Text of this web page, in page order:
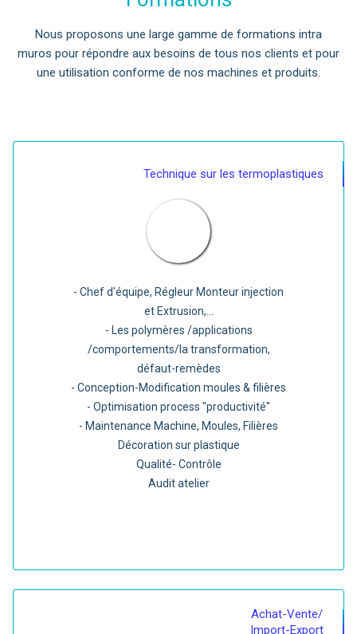
Nous proposons une large gamme de formations intra
muros pour répondre aux besoins de tous nos clients et pour
une utilisation conforme de nos machines et produits.
- Chef d'équipe, Régleur Monteur injection
et Extrusion,...
- Les polymères /applications
/comportements/la transformation,
défaut-remèdes
- Conception-Modification moules & filières
- Optimisation process "productivité"
- Maintenance Machine, Moules, Filières
Décoration sur plastique
Qualité- Contrôle
Audit atelier
Technique sur les termoplastiques
Achat-Vente/
Import-Export